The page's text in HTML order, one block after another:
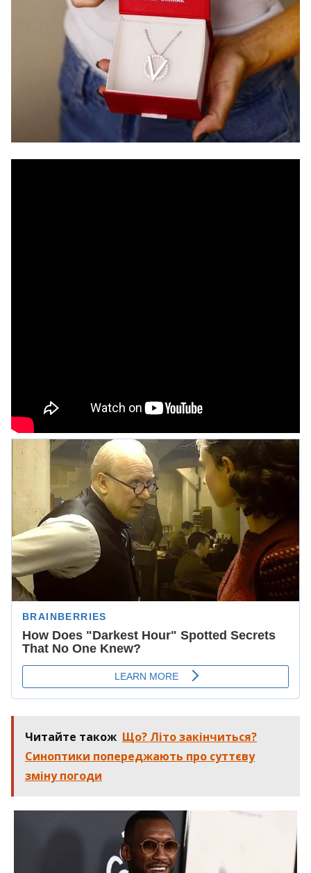
Читайте також Що? Літо закінчиться?
Синоптики попереджають про суттєву
зміну погоди